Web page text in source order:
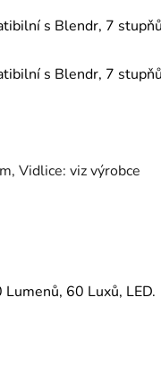
s Blendr, 7
s Blendr, 7
Vidlice: viz výrobce
60 Luxů, LED.